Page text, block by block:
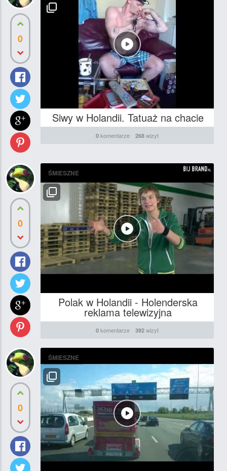
0
Siwy w Holandii. Tatuaż na chacie
0 komentarze 268 wizyt
0
ŚMIESZNE
Polak w Holandii - Holenderska
reklama telewizyjna
0 komentarze 392 wizyt
0
ŚMIESZNE